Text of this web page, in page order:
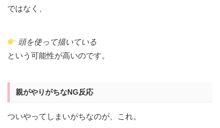
ではなく、
頭を使って描いている
という可能性が高いのです。
親がやりがちなNG反応
ついやってしまいがちなのが、これ。